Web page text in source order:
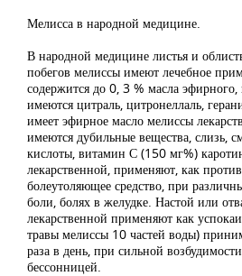
Мелисса в народной медицине.
В народной медицине листья и
побегов мелиссы имеют лечебное
содержится до 0, 3 % масла эфирного,
имеются цитраль, цитронеллаль,
имеет эфирное масло мелиссы
имеются дубильные вещества, слизь,
кислоты, витамин С (150 мг%)
лекарственной, применяют, как
болеутоляющее средство, при
боли, болях в желудке. Настой или
лекарственной применяют как
травы мелиссы 10 частей воды)
раза в день, при сильной
бессонницей.